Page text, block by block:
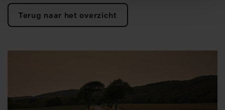
Terug naar het overzicht